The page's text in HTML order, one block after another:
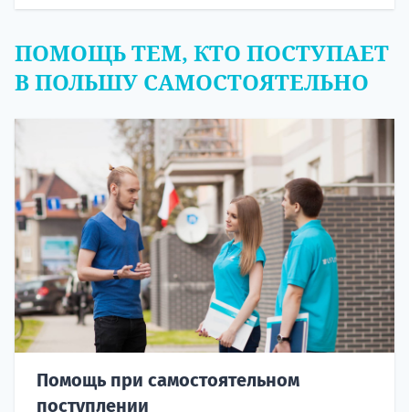
ПОМОЩЬ ТЕМ, КТО ПОСТУПАЕТ
В ПОЛЬШУ САМОСТОЯТЕЛЬНО
Помощь при самостоятельном
поступлении